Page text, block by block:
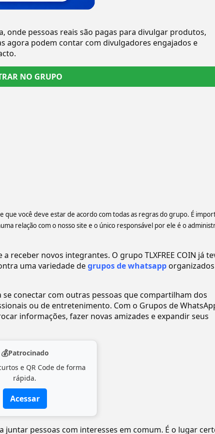
pessoas reais são pagas para divulgar produtos,
agora podem contar com divulgadores engajados e
NO GRUPO
que você deve estar de acordo com todas as regras do grupo. É
relação com o nosso site e o único responsável por ele é o
receber novos integrantes. O grupo TLXFREE COIN já
uma variedade degrupos de whatsapp
conectar com outras pessoas que compartilham dos
ou de entretenimento. Com o Grupos de
informações, fazer novas amizades e expandir seus
💰Patrocinado
e QR Code de forma
rápida.
Acessar
juntar pessoas com interesses em comum. É o lugar